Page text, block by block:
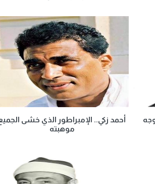
أحمد زكي.. الإمبراطور الذي خشى
موهبته